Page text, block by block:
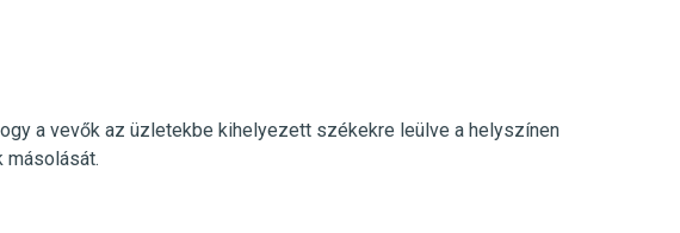
a vevők az üzletekbe kihelyezett székekre leülve a helyszínen
másolását.